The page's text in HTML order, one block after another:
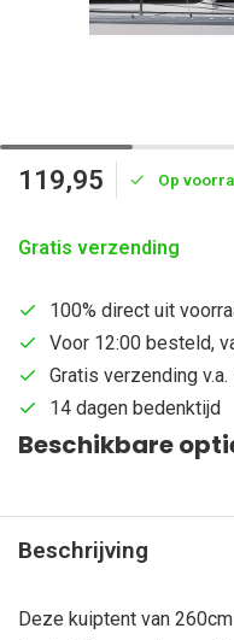
119,95 Op
Gratis verzending
100% direct uit
Voor 12:00 besteld,
Gratis verzending v.a.
14 dagen bedenktijd
Beschikbare
Beschrijving
Deze kuiptent van